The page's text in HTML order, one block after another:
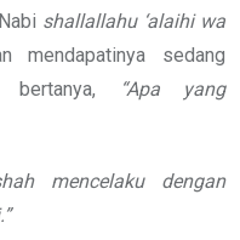
shallallahu ‘alaihi wa
mendapatinya sedang
bertanya,
“Apa yang
mencelaku dengan